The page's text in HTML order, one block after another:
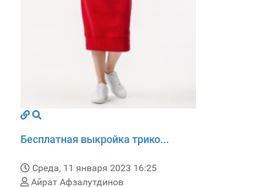
Бесплатная выкройка трико...
Среда, 11 января 2023 16:25
Айрат Афзалутдинов